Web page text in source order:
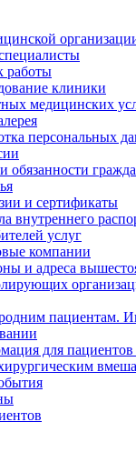
работы
клиники
медицинских
персональных
обязанности
и сертификаты
внутреннего
услуг
компании
и адреса
пациентам.
для пациентов